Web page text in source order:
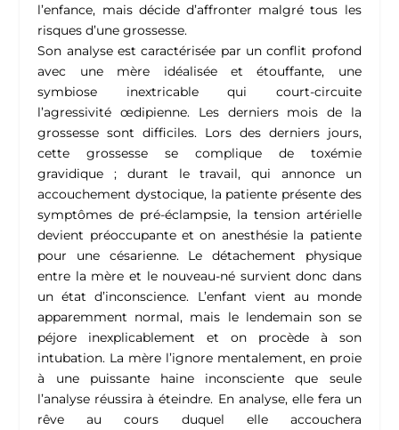
l’enfance, mais décide d’affronter malgré tous les
risques d’une grossesse.
Son analyse est caractérisée par un conflit profond
avec une mère idéalisée et étouffante, une
symbiose inextricable qui court-circuite
l’agressivité œdipienne. Les derniers mois de la
grossesse sont difficiles. Lors des derniers jours,
cette grossesse se complique de toxémie
gravidique ; durant le travail, qui annonce un
accouchement dystocique, la patiente présente des
symptômes de pré-éclampsie, la tension artérielle
devient préoccupante et on anesthésie la patiente
pour une césarienne. Le détachement physique
entre la mère et le nouveau-né survient donc dans
un état d’inconscience. L’enfant vient au monde
apparemment normal, mais le lendemain son se
péjore inexplicablement et on procède à son
intubation. La mère l’ignore mentalement, en proie
à une puissante haine inconsciente que seule
l’analyse réussira à éteindre. En analyse, elle fera un
rêve au cours duquel elle accouchera